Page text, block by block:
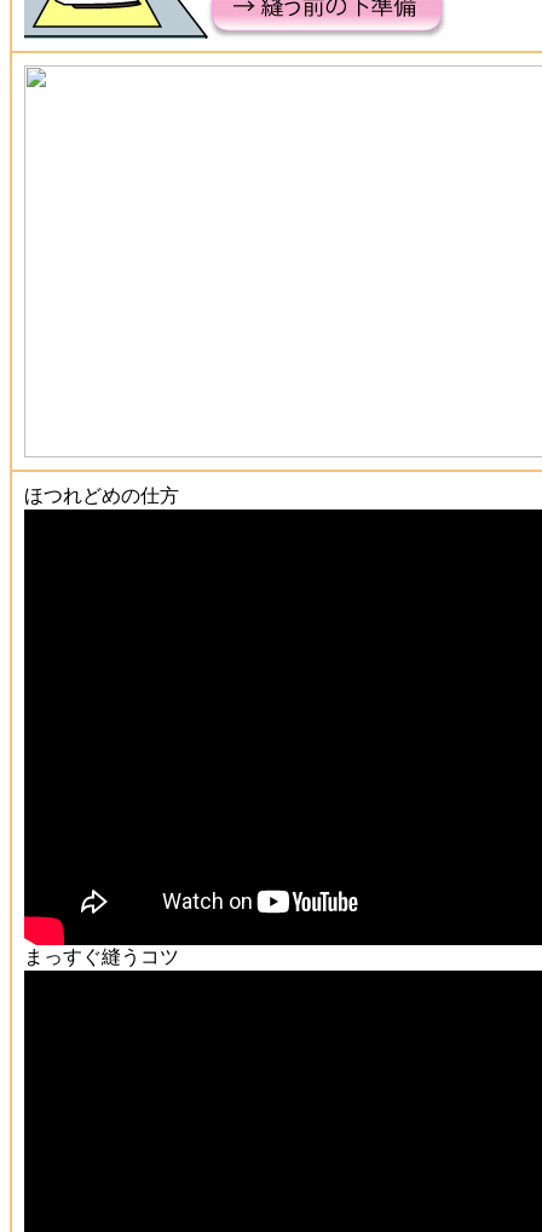
ほつれどめの仕方
まっすぐ縫うコツ